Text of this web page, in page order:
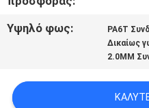
ΈΝΑ
ΑΠΌΣΠΑΣΜΑ
NEWS
Υψηλό φως: PA6T
Δικαίως
2.0MM